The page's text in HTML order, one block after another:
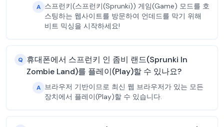
A 스프런키(스프런키(Sprunki)) 게임(Game) 모드를 호
스팅하는 웹사이트를 방문하여 언데드를 막기 위해
비트 믹싱을 시작하세요!
Q 휴대폰에서 스프런키 인 좀비 랜드(Sprunki In
Zombie Land)를 플레이(Play)할 수 있나요?
A 브라우저 기반이므로 최신 웹 브라우저가 있는 모든
장치에서 플레이(Play)할 수 있습니다.